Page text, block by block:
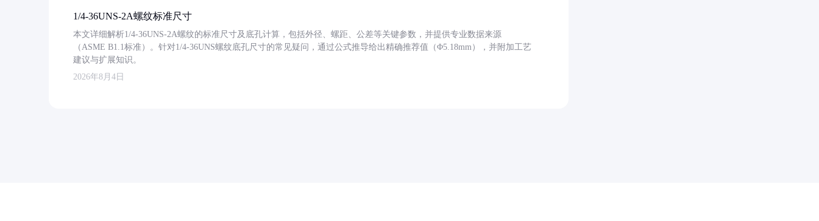
1/4-36UNS-2A螺纹标准尺寸
本文详细解析1/4-36UNS-2A螺纹的标准尺寸及底孔计算，包括外径、螺距、公差等关键参数，并提供专业数据来源
（ASME B1.1标准）。针对1/4-36UNS螺纹底孔尺寸的常见疑问，通过公式推导给出精确推荐值（Φ5.18mm），并附加工艺
建议与扩展知识。
2026年8月4日